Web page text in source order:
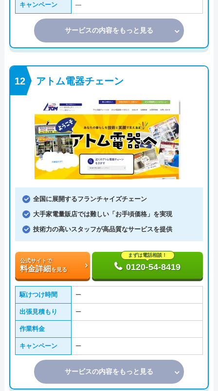
キャンペーン ―
サービスの内容をもっと見る
アトム電器チェーン
全国に展開するフランチャイズチェーン
大手家電量販店では難しい「お手頃価格」を実現
技術力の高いスタッフが高品質なサービスを提供
公式サイトで
料金詳細を見る
まずは電話相談！
0120-54-8419
駆けつけ時間 ー
出張見積もり ー
作業料金
キャンペーン ー
サービスの内容をもっと見る